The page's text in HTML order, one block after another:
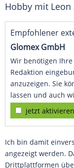
Hobby mit Leon
Empfohlener
Glomex GmbH
Wir benötigen
Redaktion
anzuzeigen. Sie
lassen und auch
jetzt aktivieren
Ich bin damit
angezeigt werden.
Drittplattformen